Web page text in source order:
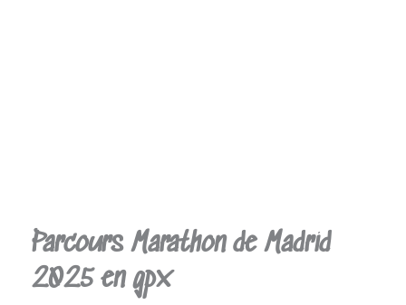
Parcours Marathon de Madrid
2025 en gpx